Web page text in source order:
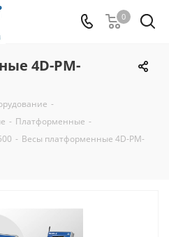
0
4D-PM-
-
- Платформенные -
- Весы платформенные 4D-PM-